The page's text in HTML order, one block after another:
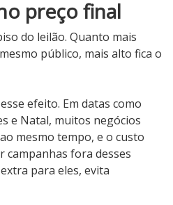
preço final
do leilão. Quanto mais
público, mais alto fica o
efeito. Em datas como
e Natal, muitos negócios
mesmo tempo, e o custo
campanhas fora desses
para eles, evita